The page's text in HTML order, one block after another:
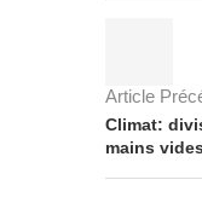
Article
Climat:
mains